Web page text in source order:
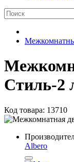
Стиль-2
Код товара: 13710
Albero